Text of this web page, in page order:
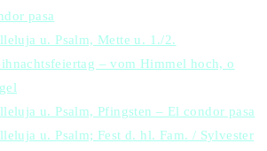
pasa
u. Psalm, Mette u. 1./2.
– vom Himmel hoch, o
u. Psalm, Pfingsten – El condor pasa
u. Psalm; Fest d. hl. Fam. / Sylvester